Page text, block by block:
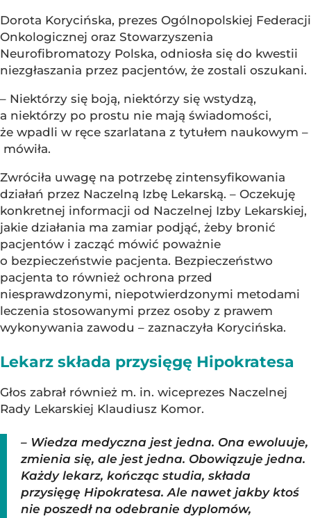
Dorota Korycińska, prezes Ogólnopolskiej Federacji
Onkologicznej oraz Stowarzyszenia
Neurofibromatozy Polska, odniosła się do kwestii
niezgłaszania przez pacjentów, że zostali oszukani.
– Niektórzy się boją, niektórzy się wstydzą,
a niektórzy po prostu nie mają świadomości,
że wpadli w ręce szarlatana z tytułem naukowym –
mówiła.
Zwróciła uwagę na potrzebę zintensyfikowania
działań przez Naczelną Izbę Lekarską. – Oczekuję
konkretnej informacji od Naczelnej Izby Lekarskiej,
jakie działania ma zamiar podjąć, żeby bronić
pacjentów i zacząć mówić poważnie
o bezpieczeństwie pacjenta. Bezpieczeństwo
pacjenta to również ochrona przed
niesprawdzonymi, niepotwierdzonymi metodami
leczenia stosowanymi przez osoby z prawem
wykonywania zawodu – zaznaczyła Korycińska.
Lekarz składa przysięgę Hipokratesa
Głos zabrał również m. in. wiceprezes Naczelnej
Rady Lekarskiej Klaudiusz Komor.
– Wiedza medyczna jest jedna. Ona ewoluuje,
zmienia się, ale jest jedna. Obowiązuje jedna.
Każdy lekarz, kończąc studia, składa
przysięgę Hipokratesa. Ale nawet jakby ktoś
nie poszedł na odebranie dyplomów,